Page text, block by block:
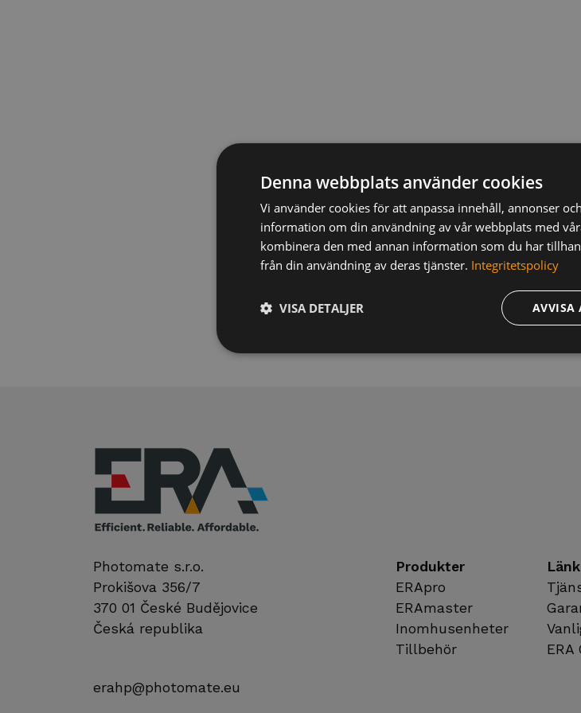
Photomate s.r.o.
Prokišova 356/7
370 01 České Budějovice
Česká republika
erahp@photomate.eu
Produkter
ERApro
ERAmaster
Inomhusenheter
Tillbehör
ERA
Denna webbplats använder cookies
Vi använder cookies för att anpassa innehåll, annonser
information om din användning av vår webbplats med
kombinera den med annan information som du har
från din användning av deras tjänster. Integritetspolicy
AVVISA
VISA DETALJER